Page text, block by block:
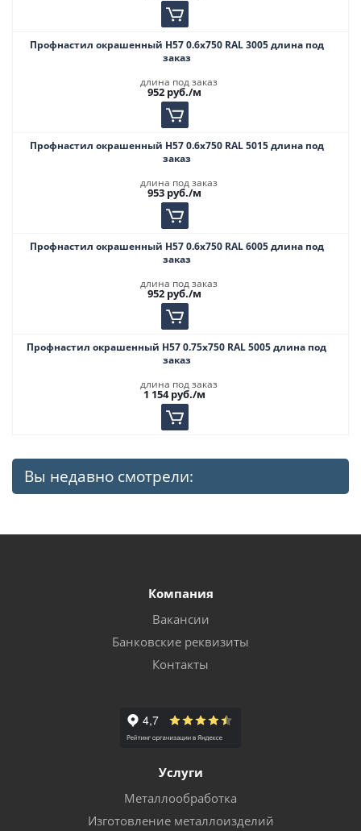
Профнастил окрашенный Н57 0.6х750 RAL 3005 длина под
заказ
длина под заказ
952 руб./м
Профнастил окрашенный Н57 0.6х750 RAL 5015 длина под
заказ
длина под заказ
953 руб./м
Профнастил окрашенный Н57 0.6х750 RAL 6005 длина под
заказ
длина под заказ
952 руб./м
Профнастил окрашенный Н57 0.75х750 RAL 5005 длина под
заказ
длина под заказ
1 154руб./м
Вы недавно смотрели:
Компания
Вакансии
Банковские реквизиты
Контакты
Услуги
Металлообработка
Изготовление металлоизделий